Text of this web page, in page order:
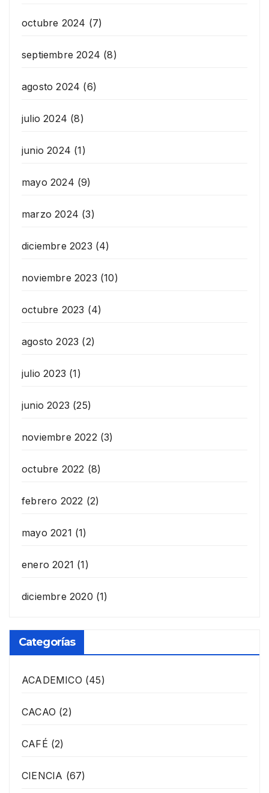
octubre 2024 (7)
septiembre 2024 (8)
agosto 2024 (6)
julio 2024 (8)
junio 2024 (1)
mayo 2024 (9)
marzo 2024 (3)
diciembre 2023 (4)
noviembre 2023 (10)
octubre 2023 (4)
agosto 2023 (2)
julio 2023 (1)
junio 2023 (25)
noviembre 2022(3)
octubre 2022 (8)
febrero 2022 (2)
mayo 2021 (1)
enero 2021 (1)
diciembre 2020 (1)
Categorías
ACADEMICO (45)
CACAO (2)
CAFÉ (2)
CIENCIA (67)